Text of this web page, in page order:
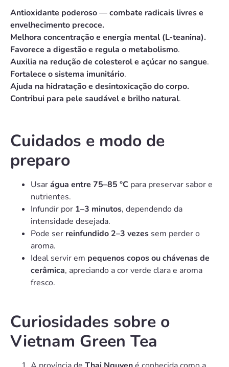
Antioxidante poderoso—combate radicais livres e
envelhecimento precoce.
Melhora concentração e energia mental (L-teanina).
Favorece a digestão e regula o metabolismo.
Auxilia na redução de colesterol e açúcar no sangue.
Fortalece o sistema imunitário.
Ajuda na hidratação e desintoxicaçãodo corpo.
Contribui para pele saudávele brilho natural.
Cuidados e modo de
preparo
Usarágua entre 75–85 °C para preservar sabor e
nutrientes.
Infundir por 1–3 minutos, dependendo da
intensidade desejada.
Pode ser reinfundido 2–3 vezes sem perder o
aroma.
Ideal servir em pequenos copos ou chávenas de
cerâmica, apreciando a cor verde clara e aroma
fresco.
Curiosidades sobre o
Vietnam Green Tea